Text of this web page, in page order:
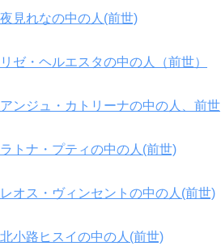
夜見れなの中の人(前世)
リゼ・ヘルエスタの中の人（前世）
アンジュ・カトリーナの中の人、前世
ラトナ・プティの中の人(前世)
レオス・ヴィンセントの中の人(前世)
北小路ヒスイの中の人(前世)